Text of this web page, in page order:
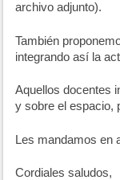
archivo adjunto).
También
integrando así la
Aquellos docentes
y sobre el espacio,
Les mandamos en
Cordiales saludos,